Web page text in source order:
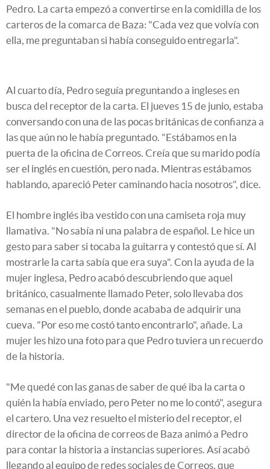
Pedro. La carta empezó a convertirse en la comidilla de los
carteros de la comarca de Baza: "Cada vez que volvía con
ella, me preguntaban si había conseguido entregarla".
Al cuarto día, Pedro seguía preguntando a ingleses en
busca del receptor de la carta. El jueves 15 de junio, estaba
conversando con una de las pocas británicas de confianza a
las que aún no le había preguntado. "Estábamos en la
puerta de la oficina de Correos. Creía que su marido podía
ser el inglés en cuestión, pero nada. Mientras estábamos
hablando, apareció Peter caminando hacia nosotros", dice.
El hombre inglés iba vestido con una camiseta roja muy
llamativa. "No sabía ni una palabra de español. Le hice un
gesto para saber si tocaba la guitarra y contestó que sí. Al
mostrarle la carta sabía que era suya". Con la ayuda de la
mujer inglesa, Pedro acabó descubriendo que aquel
británico, casualmente llamado Peter, solo llevaba dos
semanas en el pueblo, donde acababa de adquirir una
cueva. "Por eso me costó tanto encontrarlo", añade. La
mujer les hizo una foto para que Pedro tuviera un recuerdo
de la historia.
"Me quedé con las ganas de saber de qué iba la carta o
quién la había enviado, pero Peter no me lo contó", asegura
el cartero. Una vez resuelto el misterio del receptor, el
director de la oficina de correos de Baza animó a Pedro
para contar la historia a instancias superiores. Así acabó
llegando al equipo de redes sociales de Correos, que